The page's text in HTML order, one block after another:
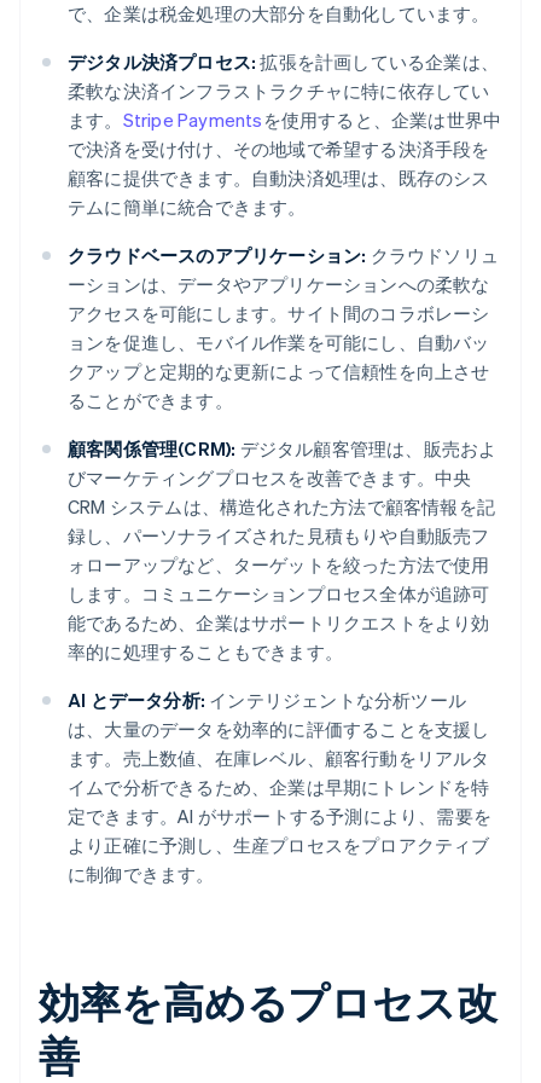
で、企業は税金処理の大部分を自動化しています。
デジタル決済プロセス: 拡張を計画している企業は、
柔軟な決済インフラストラクチャに特に依存してい
ます。 Stripe Payments を使用すると、企業は世界中
で決済を受け付け、その地域で希望する決済手段を
顧客に提供できます。自動決済処理は、既存のシス
テムに簡単に統合できます。
クラウドベースのアプリケーション: クラウドソリュ
ーションは、データやアプリケーションへの柔軟な
アクセスを可能にします。サイト間のコラボレーシ
ョンを促進し、モバイル作業を可能にし、自動バッ
クアップと定期的な更新によって信頼性を向上させ
ることができます。
顧客関係管理(CRM): デジタル顧客管理は、販売およ
びマーケティングプロセスを改善できます。中央
CRM システムは、構造化された方法で顧客情報を記
録し、パーソナライズされた見積もりや自動販売フ
ォローアップなど、ターゲットを絞った方法で使用
します。コミュニケーションプロセス全体が追跡可
能であるため、企業はサポートリクエストをより効
率的に処理することもできます。
AI とデータ分析: インテリジェントな分析ツール
は、大量のデータを効率的に評価することを支援し
ます。売上数値、在庫レベル、顧客行動をリアルタ
イムで分析できるため、企業は早期にトレンドを特
定できます。AI がサポートする予測により、需要を
より正確に予測し、生産プロセスをプロアクティブ
に制御できます。
効率を高めるプロセス改
善